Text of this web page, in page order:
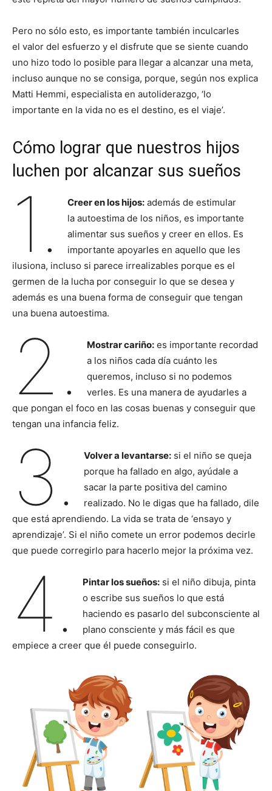
Pero no sólo esto, es importante también inculcarles
el valor del esfuerzo y el disfrute que se siente cuando
uno hizo todo lo posible para llegar a alcanzar una meta,
incluso aunque no se consiga, porque, según nos explica
Matti Hemmi, especialista en autoliderazgo, ‘lo
importante en la vida no es el destino, es el viaje’.
Cómo lograr que nuestros hijos
luchen por alcanzar sus sueños
1. Creer en los hijos:además de estimular
la autoestima de los niños, es importante
alimentar sus sueños y creer en ellos. Es
importante apoyarles en aquello que les
ilusiona, incluso si parece irrealizables porque es el
germen de la lucha por conseguir lo que se desea y
además es una buena forma de conseguir que tengan
una buena autoestima.
2. Mostrar cariño:es importante recordad
a los niños cada día cuánto les
queremos, incluso si no podemos
verles. Es una manera de ayudarles a
que pongan el foco en las cosas buenas y conseguir que
tengan una infancia feliz.
3. Volver a levantarse:si el niño se queja
porque ha fallado en algo, ayúdale a
sacar la parte positiva del camino
realizado. No le digas que ha fallado, dile
que está aprendiendo. La vida se trata de ‘ensayo y
aprendizaje’. Si el niño comete un error podemos decirle
que puede corregirlo para hacerlo mejor la próxima vez.
4. Pintar los sueños:si el niño dibuja, pinta
o escribe sus sueños lo que está
haciendo es pasarlo del subconsciente al
plano consciente y más fácil es que
empiece a creer que él puede conseguirlo.